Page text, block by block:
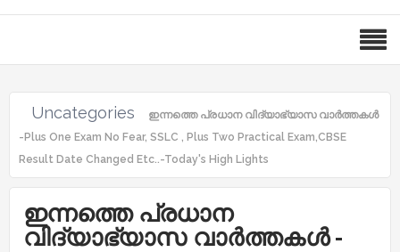
Uncategories
ഇന്നത്തെ പ്രധാന വിദ്യാഭ്യാസ വാർത്തകൾ
-Plus One Exam No Fear, SSLC , Plus Two Practical Exam,CBSE
Result Date Changed Etc..-Today's High Lights
ഇന്നത്തെ പ്രധാന
വിദ്യാഭ്യാസ വാർത്തകൾ -